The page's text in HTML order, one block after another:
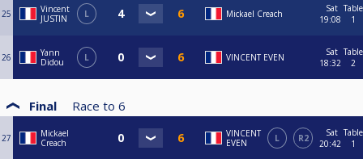
25
Vincent
JUSTIN
L Mickael Creach
Sat
19:08
Table
1
26
Yann
Didou
L VINCENT EVEN
Sat
18:32
Table
2
Final Race to 6
27
Mickael
Creach
VINCENT
EVEN
L R2
Sat
20:42
Table
1